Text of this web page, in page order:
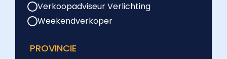
Verkoopadviseur Verlichting
Weekendverkoper
PROVINCIE